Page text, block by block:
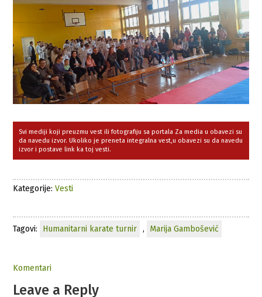
Svi mediji koji preuzmu vest ili fotografiju sa portala Za media u obavezi su
da navedu izvor. Ukoliko je preneta integralna vest,u obavezi su da navedu
izvor i postave link ka toj vesti.
Kategorije:Vesti
Tagovi: Humanitarni karate turnir , Marija Gambošević
Komentari
Leave a Reply